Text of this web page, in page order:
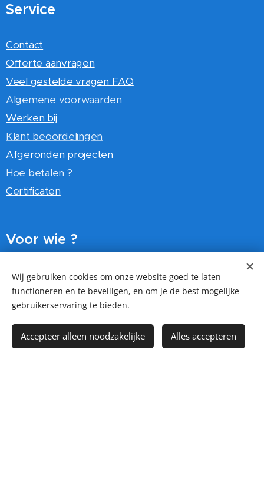
Service
Contact
Offerte aanvragen
Veel gestelde vragen FAQ
Algemene voorwaarden
Werken bij
Klant beoordelingen
Afgeronden projecten
Hoe betalen ?
Certificaten
Voor wie ?
Particulier
Zakelijk
Gemeente
Overheid / ambassade
Vve
Wij gebruiken cookies om onze website goed te laten
functioneren en te beveiligen, en om je de best mogelijke
gebruikerservaring te bieden.
Accepteer alleen noodzakelijke Alles accepteren